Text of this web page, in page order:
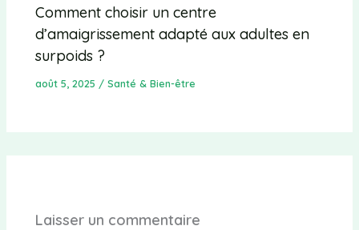
Comment choisir un centre
d’amaigrissement adapté aux adultes en
surpoids ?
août 5, 2025 /Santé & Bien-être
Laisser un commentaire